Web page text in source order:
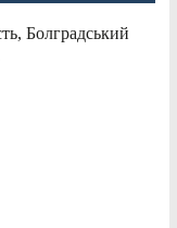
Болградський